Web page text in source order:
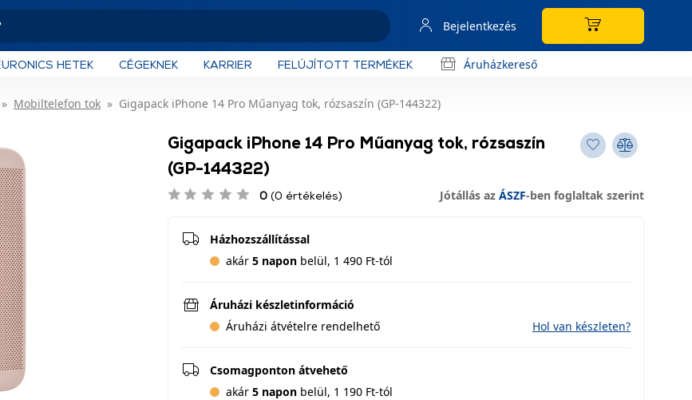
Bejelentkezés
HETEK CÉGEKNEK KARRIER FELÚJÍTOTT TERMÉKEK Áruházkereső
Mobiltelefon tok Gigapack iPhone 14 Pro Műanyag tok, rózsaszín (GP-144322)
Gigapack iPhone 14 Pro Műanyag tok, rózsaszín
(GP-144322)
0 (0 értékelés) Jótállás az ÁSZF-ben foglaltak szerint
Házhozszállítással
akár 5 napon belül, 1 490 Ft-tól
Áruházi készletinformáció
Áruházi átvételre rendelhető
Hol van készleten?
Csomagponton átvehető
akár 5 napon belül, 1 190 Ft-tól